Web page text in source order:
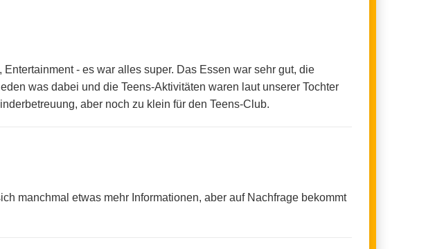
- es war alles super. Das Essen war sehr gut, die
was dabei und die Teens-Aktivitäten waren laut unserer Tochter
aber noch zu klein für den Teens-Club.
manchmal etwas mehr Informationen, aber auf Nachfrage bekommt